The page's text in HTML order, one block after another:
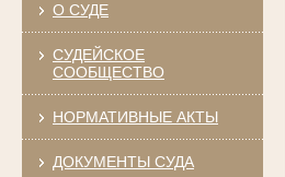
О СУДЕ
СУДЕЙСКОЕ
СООБЩЕСТВО
НОРМАТИВНЫЕ АКТЫ
ДОКУМЕНТЫ СУДА